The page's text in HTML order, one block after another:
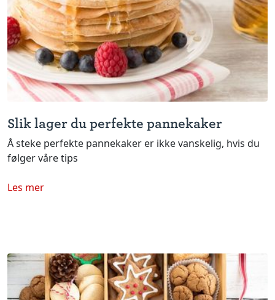
Slik lager du perfekte pannekaker
Å steke perfekte pannekaker er ikke vanskelig, hvis du
følger våre tips
Les mer